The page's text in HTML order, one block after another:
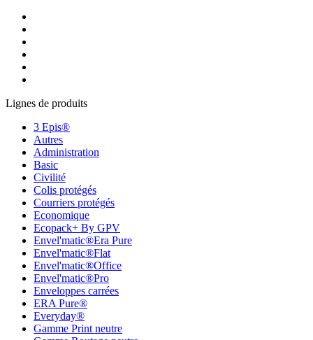
Lignes de produits
3 Epis®
Autres
Administration
Basic
Civilité
Colis protégés
Courriers protégés
Economique
Ecopack+ By GPV
Envel'matic®Era Pure
Envel'matic®Flat
Envel'matic®Office
Envel'matic®Pro
Enveloppes carrées
ERA Pure®
Everyday®
Gamme Print neutre